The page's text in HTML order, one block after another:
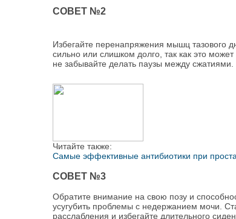
СОВЕТ №2
Избегайте перенапряжения мышц тазового
сильно или слишком долго, так как это
не забывайте делать паузы между сжатиями.
Читайте также:
Самые эффективные антибиотики при
СОВЕТ №3
Обратите внимание на свою позу и
усугубить проблемы с недержанием мочи.
расслабления и избегайте длительного